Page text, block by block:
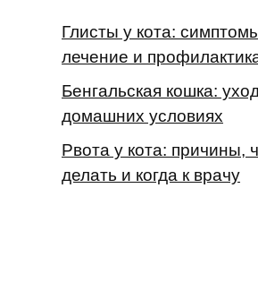
Глисты у кота:
лечение и
Бенгальская кошка:
домашних условиях
Рвота у кота: причины,
делать и когда к врачу